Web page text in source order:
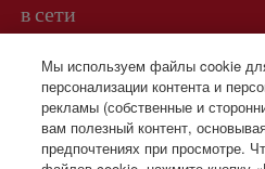
в сети
Вам может быть
Iberia – это также
Мы используем файлы cookie
персонализации контента и
рекламы (собственные и
вам полезный контент,
предпочтениях при просмотре.